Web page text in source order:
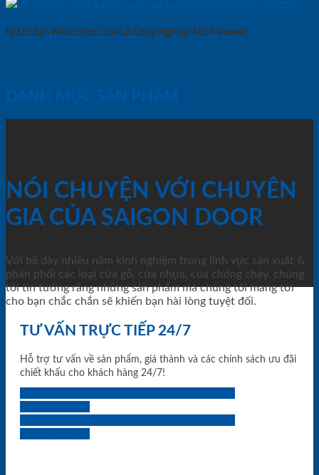
Lý Do Bạn Nên Chọn Cửa Gỗ Công Nghiệp MDF Veneer
DANH MỤC SẢN PHẨM
NÓI CHUYỆN VỚI CHUYÊN
GIA CỦA SAIGON DOOR
Với bề dày nhiều năm kinh nghiệm trong lĩnh vực sản xuất &
phân phối các loại cửa gỗ, cửa nhựa, của chống cháy, chúng
tôi tin tưởng rằng những sản phẩm mà chúng tôi mang tới
cho bạn chắc chắn sẽ khiến bạn hài lòng tuyệt đối.
TƯ VẤN TRỰC TIẾP 24/7
Hỗ trợ tư vấn về sản phẩm, giá thành và các chính sách ưu đãi
chiết khấu cho khách hàng 24/7!